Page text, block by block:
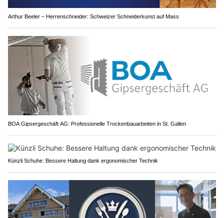
Arthur Beeler – Herrenschneider: Schweizer Schneiderkunst auf Mass
BOA Gipsergeschäft AG: Professionelle Trockenbauarbeiten in St. Gallen
Künzli Schuhe: Bessere Haltung dank ergonomischer Technik